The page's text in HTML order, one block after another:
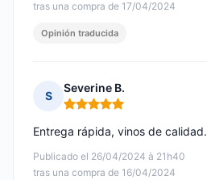
tras una compra de 17/04/2024
Opinión traducida
S
Severine B.
Nota: 5 de 5
Publicado el 26/04/2024 à 21h40
tras una compra de 16/04/2024
Entrega rápida, vinos de calidad.